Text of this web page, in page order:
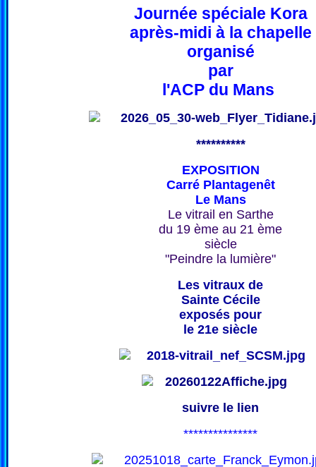
Journée spéciale Kora
après-midi à la chapelle
organisé
par
l'ACP du Mans
**********
EXPOSITION
Carré Plantagenêt
Le Mans
Le vitrail en Sarthe
du 19 ème au 21 ème
siècle
"Peindre la lumière"
Les vitraux de
Sainte Cécile
exposés pour
le 21e siècle
suivre le lien
***************